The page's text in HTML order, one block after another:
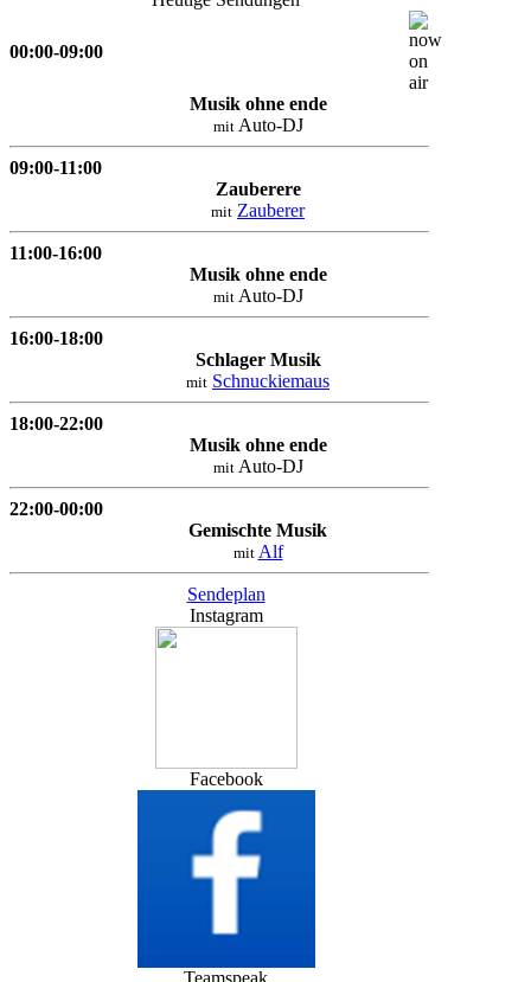
00:00-09:00
Musik ohne ende
mitAuto-DJ
09:00-11:00
Zauberere
mit Zauberer
11:00-16:00
Musik ohne ende
mitAuto-DJ
16:00-18:00
Schlager Musik
mit Schnuckiemaus
18:00-22:00
Musik ohne ende
mitAuto-DJ
22:00-00:00
Gemischte Musik
mit Alf
Sendeplan
Instagram
Facebook
Teamspeak